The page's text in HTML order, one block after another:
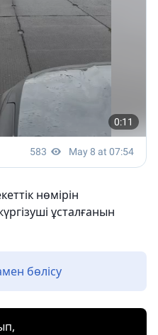
нөмірін
ұсталғанын
бөлісу